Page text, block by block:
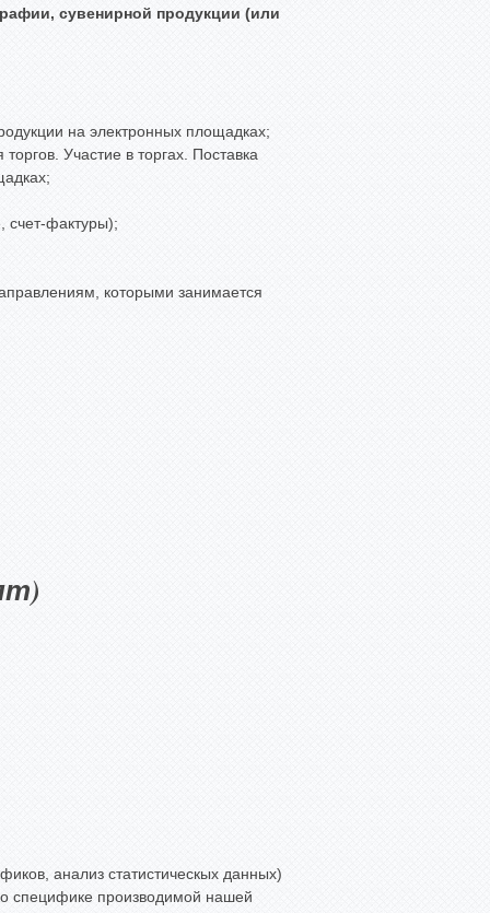
сувенирной продукции (или
на электронных площадках;
Участие в торгах. Поставка
счет-фактуры);
которыми занимается
анализ статистическых данных)
специфике производимой нашей